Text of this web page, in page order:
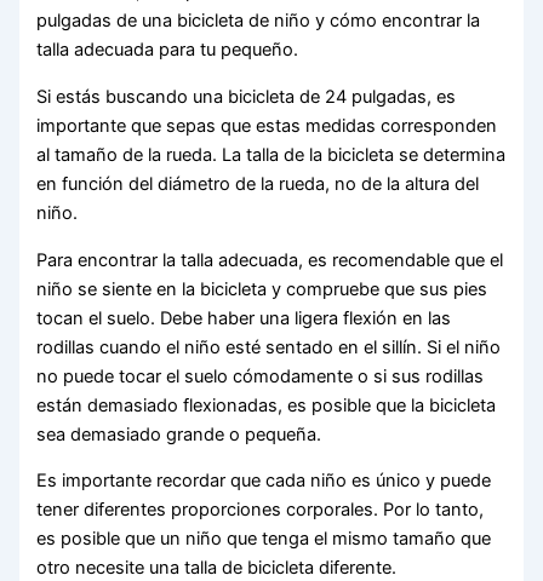
pulgadas de una bicicleta de niño y cómo encontrar la
talla adecuada para tu pequeño.
Si estás buscando una bicicleta de 24 pulgadas, es
importante que sepas que estas medidas corresponden
al tamaño de la rueda. La talla de la bicicleta se determina
en función del diámetro de la rueda, no de la altura del
niño.
Para encontrar la talla adecuada, es recomendable que el
niño se siente en la bicicleta y compruebe que sus pies
tocan el suelo. Debe haber una ligera flexión en las
rodillas cuando el niño esté sentado en el sillín. Si el niño
no puede tocar el suelo cómodamente o si sus rodillas
están demasiado flexionadas, es posible que la bicicleta
sea demasiado grande o pequeña.
Es importante recordar que cada niño es único y puede
tener diferentes proporciones corporales. Por lo tanto,
es posible que un niño que tenga el mismo tamaño que
otro necesite una talla de bicicleta diferente.